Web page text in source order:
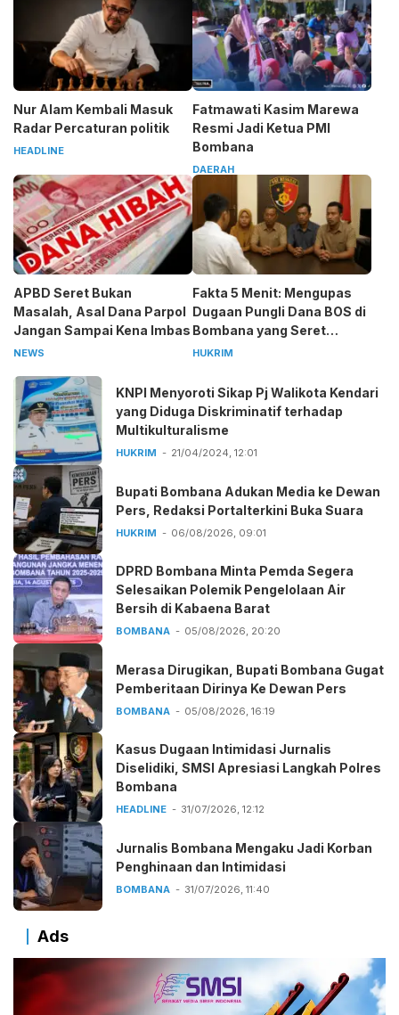
Nur Alam Kembali Masuk
Radar Percaturan politik
HEADLINE
Fatmawati Kasim Marewa
Resmi Jadi Ketua PMI
Bombana
DAERAH
APBD Seret Bukan
Masalah, Asal Dana Parpol
Jangan Sampai Kena Imbas
NEWS
Fakta 5 Menit: Mengupas
Dugaan Pungli Dana BOS di
Bombana yang Seret
Kepala Sekolah
HUKRIM
KNPI Menyoroti Sikap Pj Walikota Kendari
yang Diduga Diskriminatif terhadap
Multikulturalisme
HUKRIM 21/04/2024, 12:01
Bupati Bombana Adukan Media ke Dewan
Pers, Redaksi Portalterkini Buka Suara
HUKRIM 06/08/2026, 09:01
DPRD Bombana Minta Pemda Segera
Selesaikan Polemik Pengelolaan Air
Bersih di Kabaena Barat
BOMBANA 05/08/2026, 20:20
Merasa Dirugikan, Bupati Bombana Gugat
Pemberitaan Dirinya Ke Dewan Pers
BOMBANA 05/08/2026, 16:19
Kasus Dugaan Intimidasi Jurnalis
Diselidiki, SMSI Apresiasi Langkah Polres
Bombana
HEADLINE 31/07/2026, 12:12
Jurnalis Bombana Mengaku Jadi Korban
Penghinaan dan Intimidasi
BOMBANA 31/07/2026, 11:40
Ads